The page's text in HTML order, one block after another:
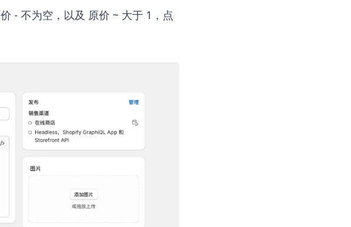
- 不为空，以及 原价 ~ 大于 1，点